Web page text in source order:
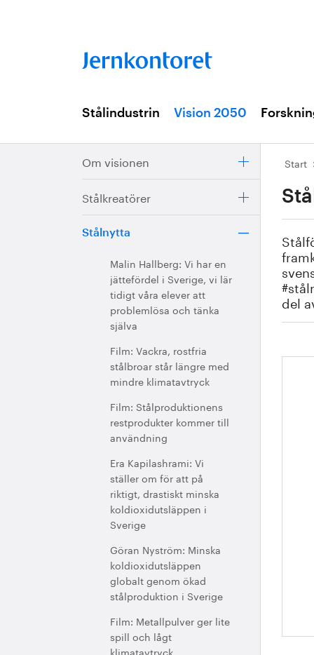
Stålindustrin Vision 2050
Om visionen
Stålkreatörer
Stålnytta
Malin Hallberg: Vi har en
jättefördel i Sverige, vi lär
tidigt våra elever att
problemlösa och tänka
själva
Film: Vackra, rostfria
stålbroar står längre med
mindre klimatavtryck
Film: Stålproduktionens
restprodukter kommer till
användning
Era Kapilashrami: Vi
ställer om för att på
riktigt, drastiskt minska
koldioxidutsläppen i
Sverige
Göran Nyström: Minska
koldioxidutsläppen
globalt genom ökad
stålproduktion i Sverige
Film: Metallpulver ger lite
spill och lågt
klimatavtryck
Start
del